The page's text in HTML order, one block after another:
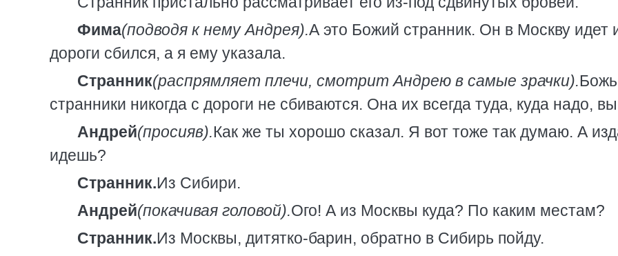
Фима(подводя к нему Андрея).А это Божий странник. Он в Москву идет
дороги сбился, а я ему указала.
Странник(распрямляет плечи, смотрит Андрею в самые зрачки).
странники никогда с дороги не сбиваются. Она их всегда туда, куда надо,
Андрей(просияв).Как же ты хорошо сказал. Я вот тоже так думаю. А
идешь?
Странник.Из Сибири.
Андрей(покачивая головой).Ого! А из Москвы куда? По каким местам?
Странник.Из Москвы, дитятко-барин, обратно в Сибирь пойду.